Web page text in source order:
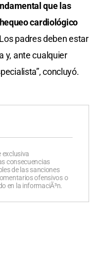
que las
cardiológico
Los padres deben estar
y, ante cualquier
concluyó.
exclusiva
consecuencias
de las sanciones
ofensivos o
en la informaciÃ³n.